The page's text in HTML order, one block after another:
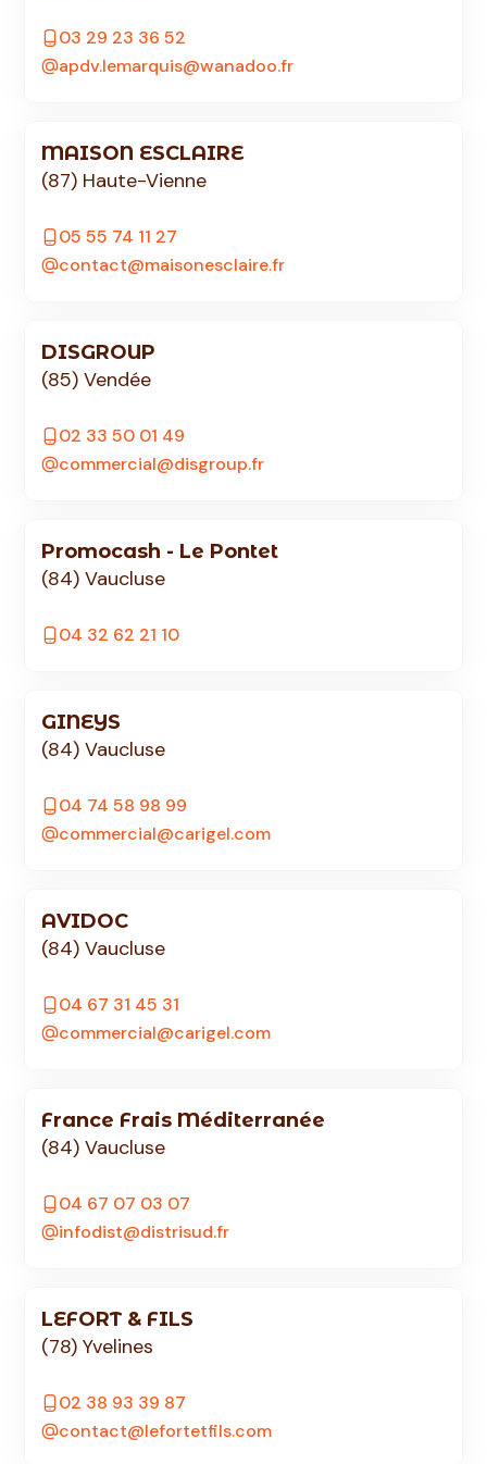
03 29 23 36 52
apdv.lemarquis@wanadoo.fr
MAISON ESCLAIRE
(87) Haute-Vienne
05 55 74 11 27
contact@maisonesclaire.fr
DISGROUP
(85) Vendée
02 33 50 01 49
commercial@disgroup.fr
Promocash - Le Pontet
(84) Vaucluse
04 32 62 21 10
GINEYS
(84) Vaucluse
04 74 58 98 99
commercial@carigel.com
AVIDOC
(84) Vaucluse
04 67 31 45 31
commercial@carigel.com
France Frais Méditerranée
(84) Vaucluse
04 67 07 03 07
infodist@distrisud.fr
LEFORT & FILS
(78) Yvelines
02 38 93 39 87
contact@lefortetfils.com